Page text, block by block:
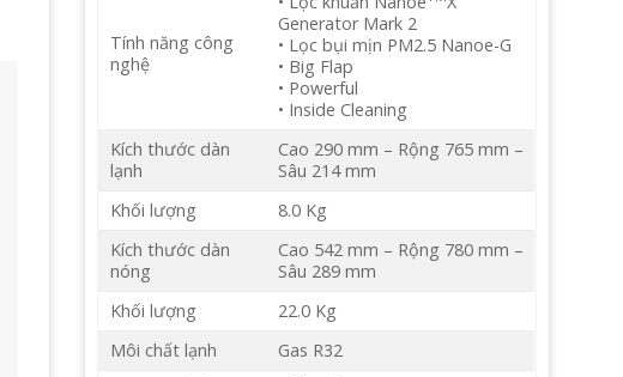
Tính năng công
nghệ
Generator Mark 2
• Lọc bụi mịn PM2.5 Nanoe-G
• Big Flap
• Powerful
• Inside Cleaning
Kích thước dàn
lạnh
Cao 290 mm – Rộng 765 mm –
Sâu 214 mm
Khối lượng
8.0 Kg
Kích thước dàn
nóng
Cao 542 mm – Rộng 780 mm –
Sâu 289 mm
Khối lượng
22.0 Kg
Môi chất lạnh
Gas R32